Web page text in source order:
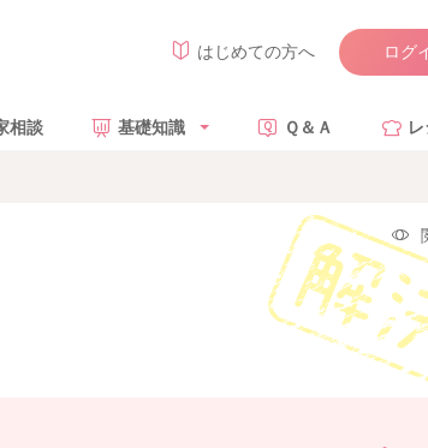
はじめての方へ ログ
相談 基礎知識 Ｑ＆Ａ